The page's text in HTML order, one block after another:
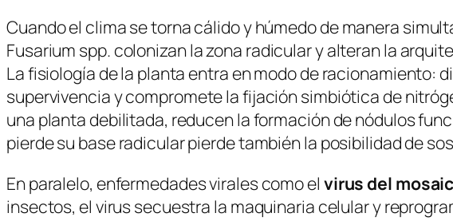
Cuando el clima se torna cálido y húmedo de manera
Fusarium spp.colonizan la zona radicular y alteran la
La fisiología de la planta entra en modo de racionamiento:
supervivencia y compromete la fijación simbiótica de
una planta debilitada, reducen la formación de nódulos
pierde su base radicular pierde también la posibilidad de
En paralelo, enfermedades virales como el virus del
insectos, el virus secuestra la maquinaria celular y